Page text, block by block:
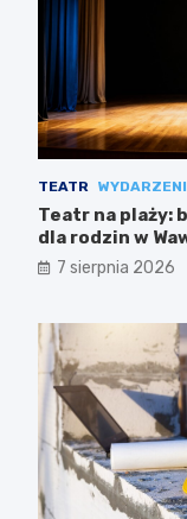
TEATR
Teatr na plaży:
dla rodzin w
7 sierpnia 2026